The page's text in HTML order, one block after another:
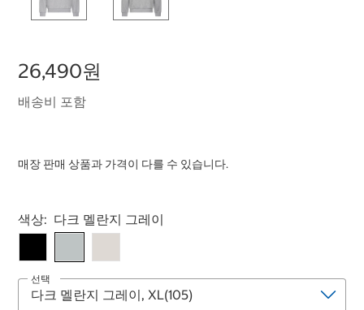
26,490원
배송비 포함
매장 판매 상품과 가격이 다를 수 있습니다.
Select product
색상: 다크 멜란지 그레이
선택